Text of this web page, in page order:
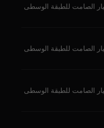
الصامت للطبقة الوسطى
الصامت للطبقة الوسطى
الصامت للطبقة الوسطى